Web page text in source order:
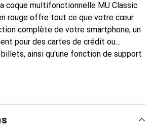
coque multifonctionnelle MU Classic
rouge offre tout ce que votre cœur
complète de votre smartphone, un
pour des cartes de crédit ou
ainsi qu'une fonction de support
regarder des vidéos confortablement.
un look classique en cuir.
magnétique, cette coque OnePlus 8T
dans toutes les situations.